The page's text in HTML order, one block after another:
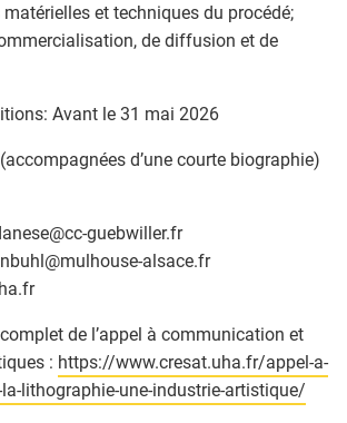
et techniques du procédé;
de diffusion et de
Avant le 31 mai 2026
d’une courte biographie)
@cc-guebwiller.fr
@mulhouse-alsace.fr
de l’appel à communication et
: https://www.cresat.uha.fr/appel-a-
lithographie-une-industrie-artistique/